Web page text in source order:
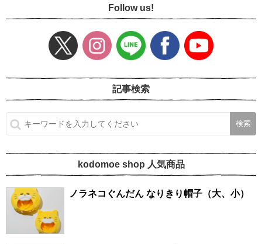
Follow us!
記事検索
kodomoe shop 人気商品
ノラネコぐんだん なりきり帽子（大、小）